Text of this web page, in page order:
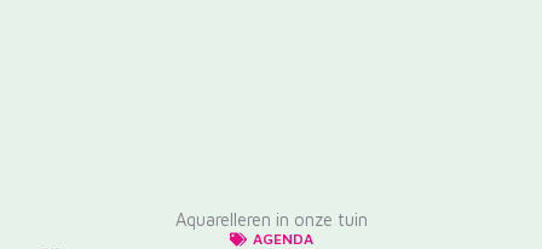
Aquarelleren in onze tuin
AGENDA